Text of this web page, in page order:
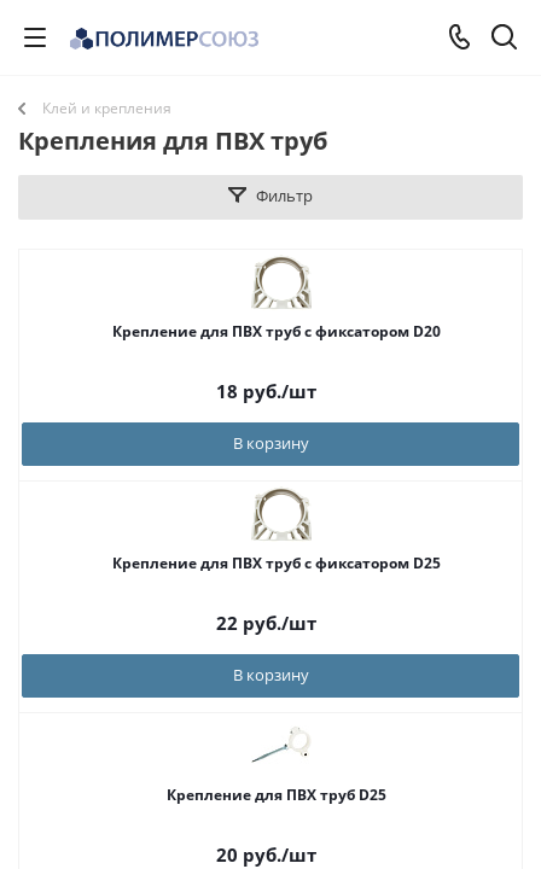
Клей и крепления
Крепления для ПВХ труб
Фильтр
Крепление для ПВХ труб с фиксатором D20
18 руб./шт
В корзину
Крепление для ПВХ труб с фиксатором D25
22 руб./шт
В корзину
Крепление для ПВХ труб D25
20 руб./шт